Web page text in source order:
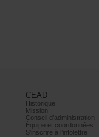
CEAD
Historique
Mission
Conseild’administration
Équipeetcoordonnées
S’inscrireàl’infolettre